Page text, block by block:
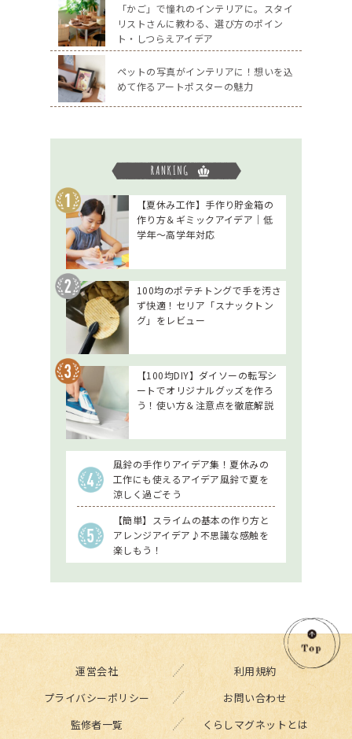
「かご」で憧れのインテリアに。スタイ
リストさんに教わる、選び方のポイン
ト・しつらえアイデア
ペットの写真がインテリアに！想いを込
めて作るアートポスターの魅力
【夏休み工作】手作り貯金箱の
作り方＆ギミックアイデア｜低
学年～高学年対応
100均のポテチトングで手を汚さ
ず快適！セリア「スナックトン
グ」をレビュー
【100均DIY】ダイソーの転写シ
ートでオリジナルグッズを作ろ
う！使い方＆注意点を徹底解説
風鈴の手作りアイデア集！夏休みの
工作にも使えるアイデア風鈴で夏を
涼しく過ごそう
【簡単】スライムの基本の作り方と
アレンジアイデア♪不思議な感触を
楽しもう！
運営会社
利用規約
プライバシーポリシー
お問い合わせ
監修者一覧
くらしマグネットとは